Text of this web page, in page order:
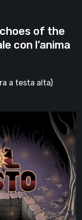
of the
con l’anima
a testa alta)